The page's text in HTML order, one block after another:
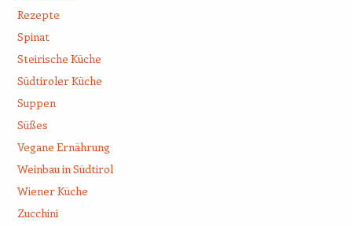
Rezepte
Spinat
Steirische Küche
Südtiroler Küche
Suppen
Süßes
Vegane Ernährung
Weinbau in Südtirol
Wiener Küche
Zucchini